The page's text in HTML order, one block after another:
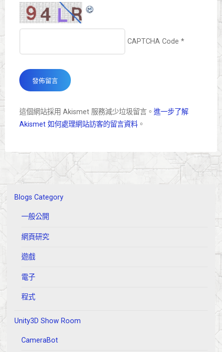
CAPTCHA Code *
這個網站採用 Akismet 服務減少垃圾留言。 進一步了解
Akismet 如何處理網站訪客的留言資料。
Blogs Category
一般公開
網頁研究
遊戲
電子
程式
Unity3D Show Room
CameraBot